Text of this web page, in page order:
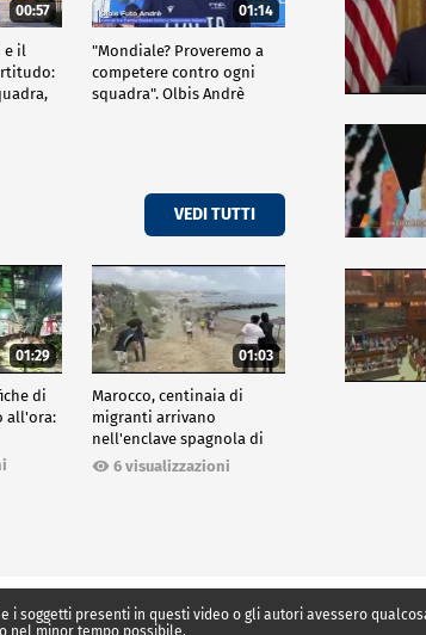
00:57
e il
01:14
"Mondiale? Proveremo a
competere contro ogni
squadra". Olbis Andrè
VEDI TUTTI
01:29
di
all'ora:
01:03
Marocco, centinaia di
migranti arrivano
nell'enclave spagnola di
Ceuta6 visualizzazioni
soggetti presenti in questi video o gli autori avessero
nel minor tempo possibile.